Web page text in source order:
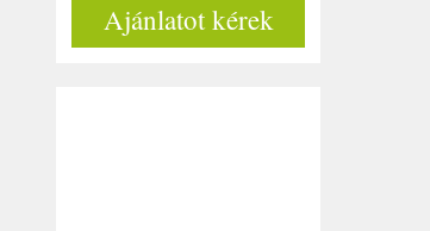
Ajánlatot kérek